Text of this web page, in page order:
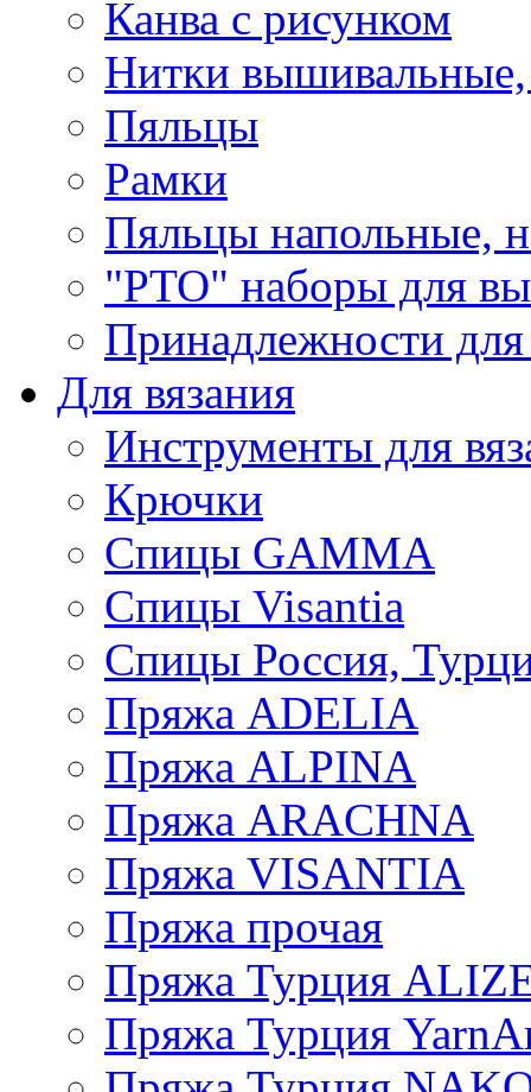
Канва с рисунком
Нитки
Пяльцы
Рамки
Пяльцы напольные,
"РТО" наборы для
Принадлежности
Для вязания
Инструменты для
Крючки
Спицы GAMMA
Спицы Visantia
Спицы Россия,
Пряжа ADELIA
Пряжа ALPINA
Пряжа ARACHNA
Пряжа VISANTIA
Пряжа прочая
Пряжа Турция
Пряжа Турция